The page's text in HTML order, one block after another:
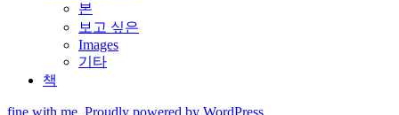
본
보고 싶은
Images
기타
책
fine with me. Proudly powered by WordPress